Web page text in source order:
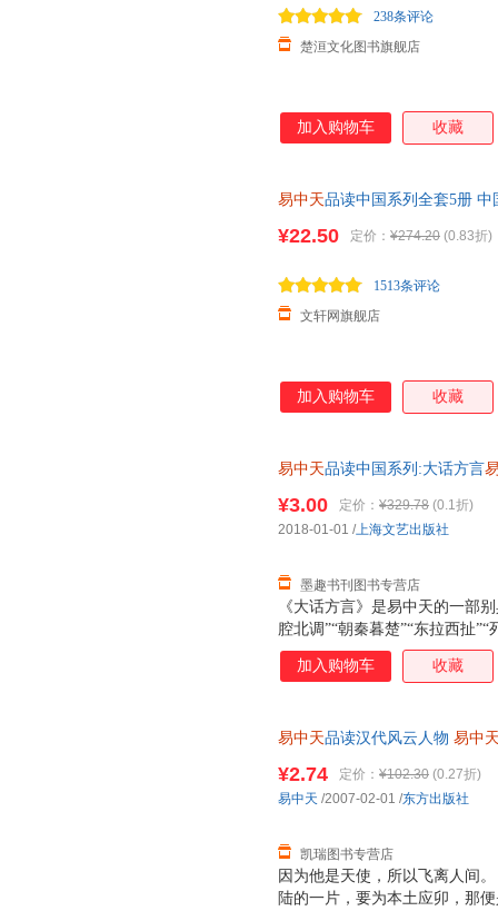
楚洹文化图书旗舰店
238条评论
加入购物车 收藏
易中天品读中国系列全套5册
¥22.50 定价： ¥274.20 (0.83折)
文轩网旗舰店
1513条评论
加入购物车 收藏
易中天品读中国系列:大话方言
《大话方言》是易中天的一部
腔北调”“朝秦暮楚”“东拉西扯
对中国各地方言文化进行全面
内容穿古越今、走州过省，追
¥3.00 定价： ¥329.78 (0.1折)
墨趣书刊图书专营店
2018-01-01 /上海文艺出版社
加入购物车 收藏
易中天品读汉代风云人物 易中
因为他是天使，所以飞离人间
陆的一片，要为本土应卯，那
¥2.74 定价： ¥102.30 (0.27折)
凯瑞图书专营店
易中天 /2007-02-01 /东方出版社